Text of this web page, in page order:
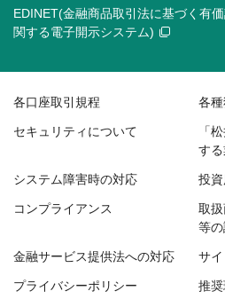
EDINET(金融商品取引法に基づく有
関する電子開示システム)
各口座取引規程 各
セキュリティについて
「
す
システム障害時の対応 投
コンプライアンス
取
等の
金融サービス提供法への対応 サ
プライバシーポリシー 推